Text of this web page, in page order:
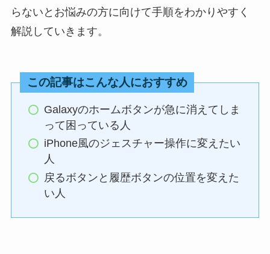
らないとお悩みの方に向けて手順をわかりやすく
解説していきます。
この記事はこんな人におすすめ
Galaxyのホームボタンが急に消えてしま
って困っている人
iPhone風のジェスチャー操作に変えたい
人
戻るボタンと履歴ボタンの位置を変えた
い人